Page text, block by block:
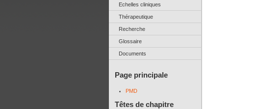
Echelles cliniques
Thérapeutique
Recherche
Glossaire
Documents
Page principale
PMD
Têtes de chapitre